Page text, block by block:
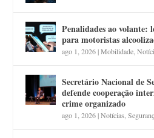
Penalidades ao volante:
para motoristas
ago 1, 2026|Mobilidade ,
Secretário Nacional de
defende cooperação
crime organizado
ago 1, 2026|Notícias ,